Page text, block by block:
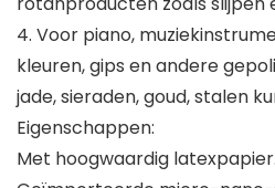
4. Voor piano,
kleuren, gips en andere
jade, sieraden, goud, stalen
Eigenschappen:
Met hoogwaardig latexpapier.